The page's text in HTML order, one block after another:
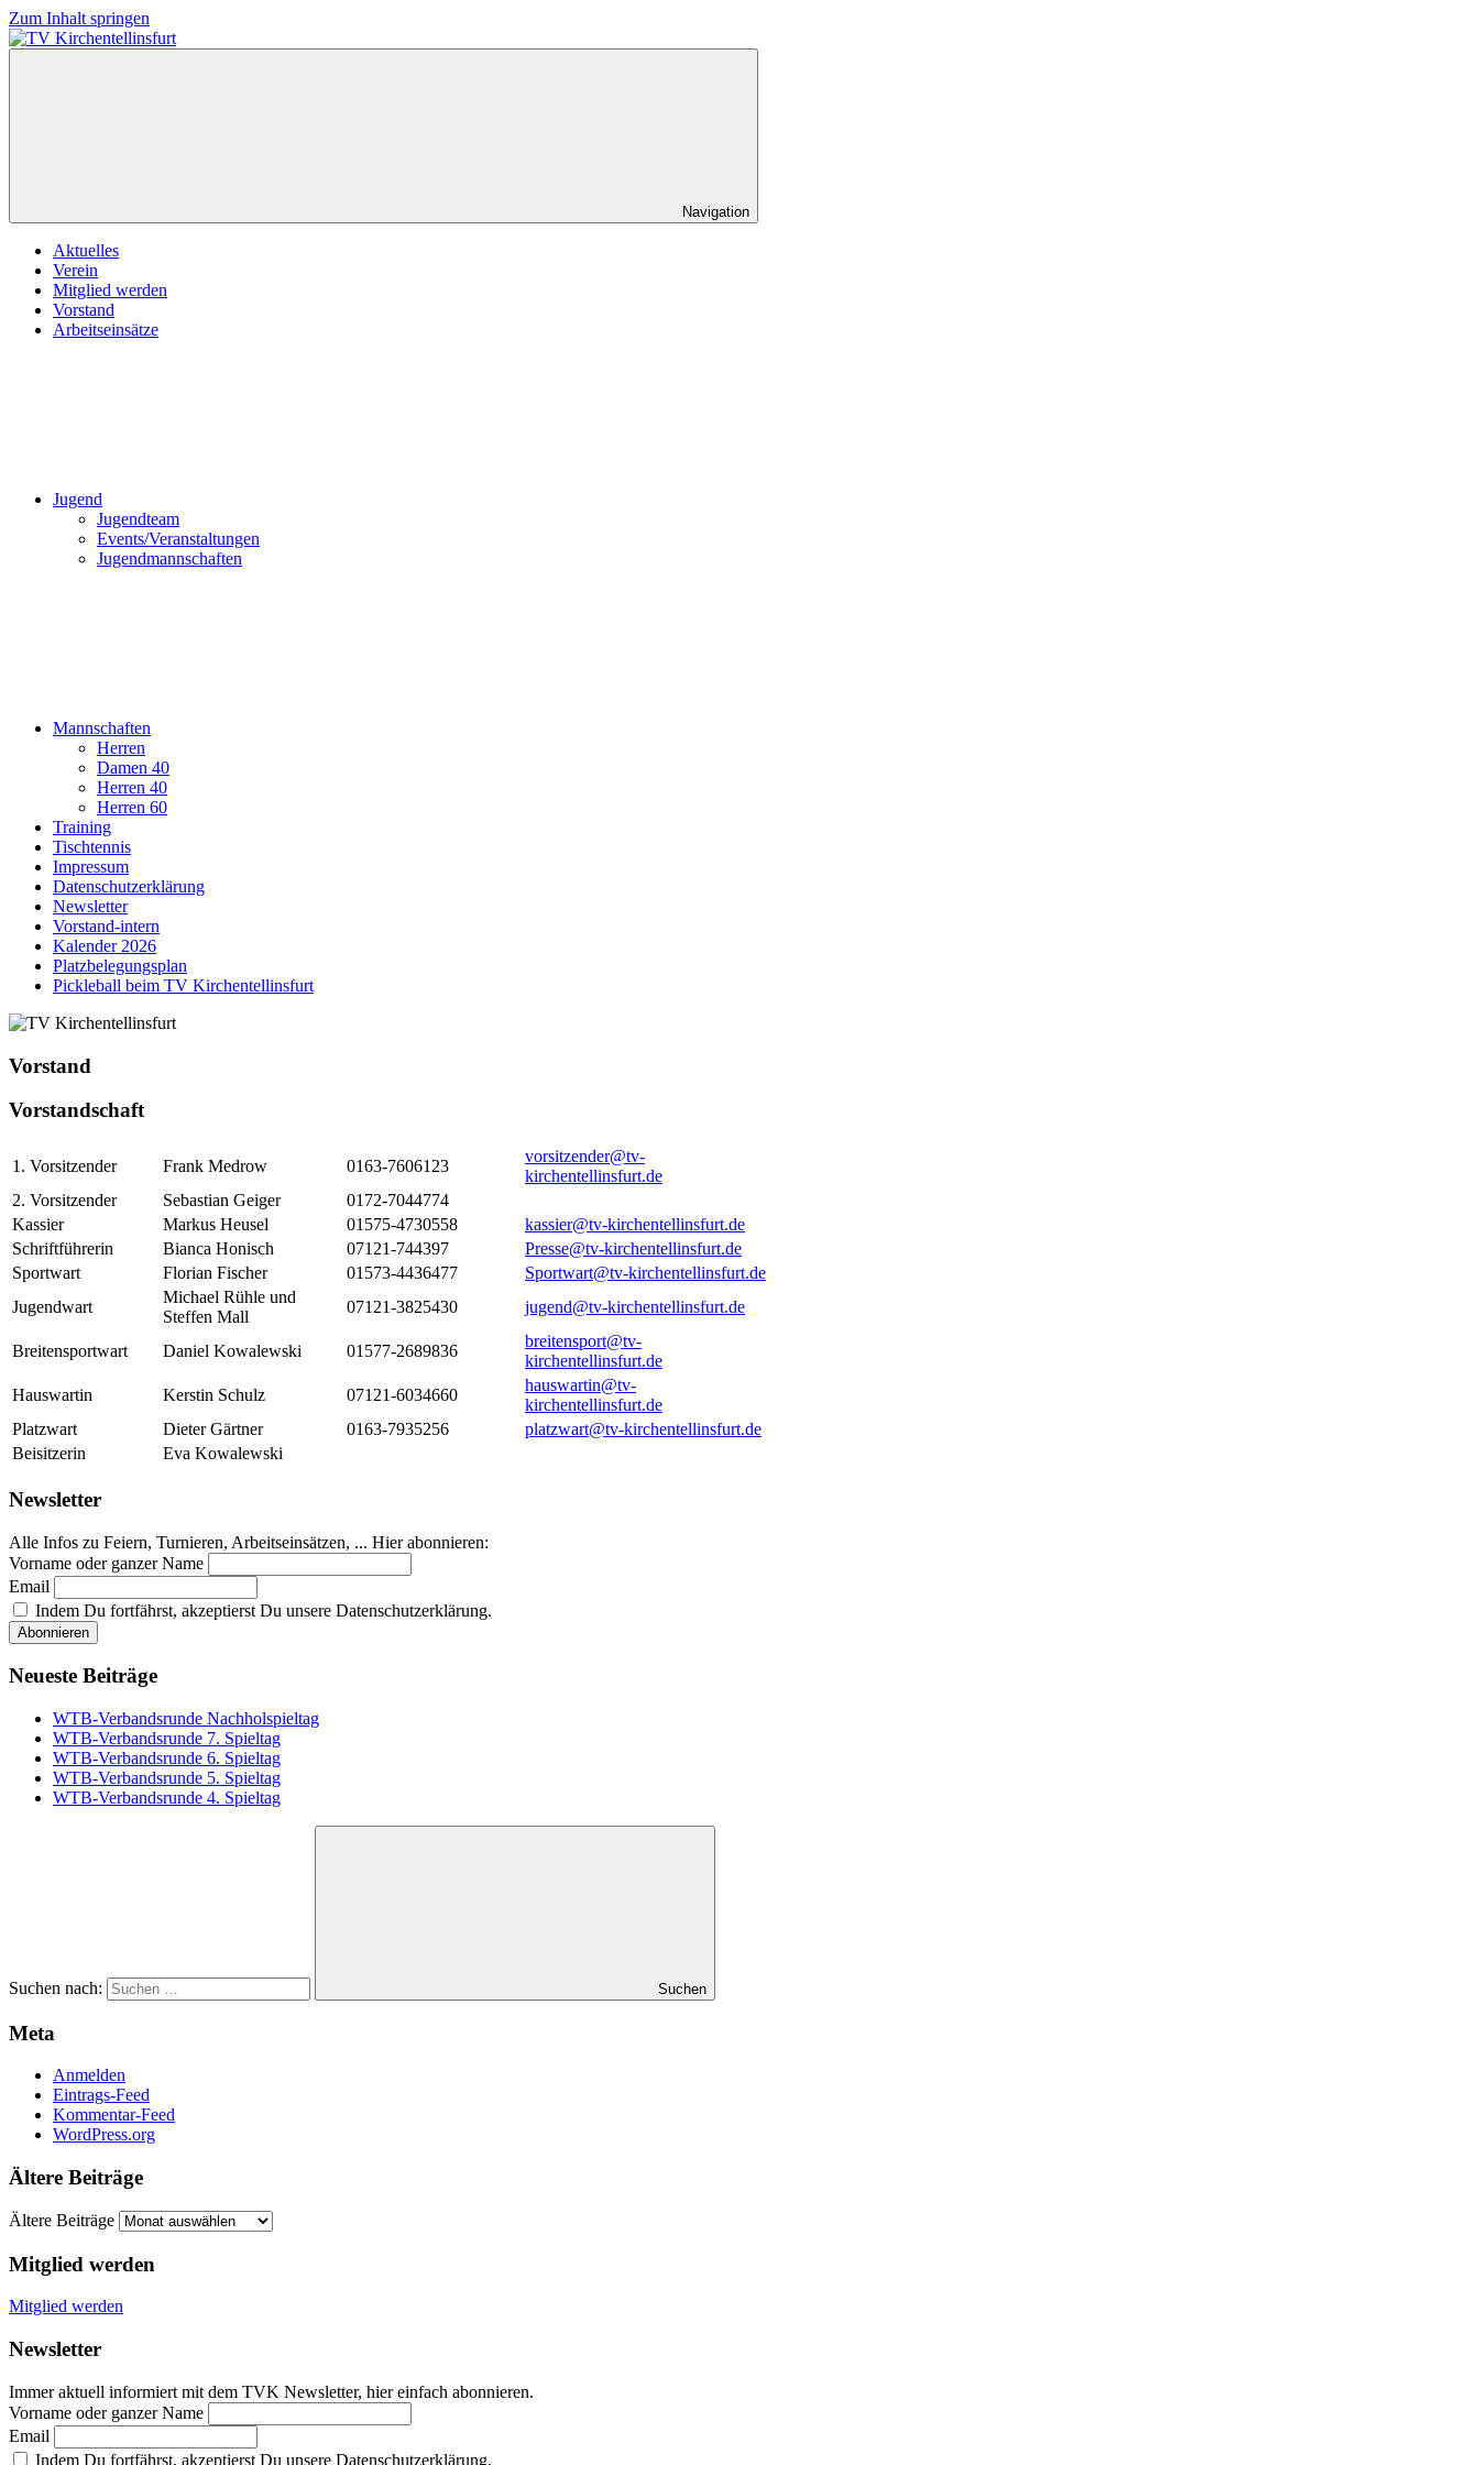
Zum Inhalt springen
Navigation
Aktuelles
Verein
Mitglied werden
Vorstand
Arbeitseinsätze
Jugend
Jugendteam
Events/Veranstaltungen
Jugendmannschaften
Mannschaften
Herren
Damen 40
Herren 40
Herren 60
Training
Tischtennis
Impressum
Datenschutzerklärung
Newsletter
Vorstand-intern
Kalender 2026
Platzbelegungsplan
Pickleball beim TV Kirchentellinsfurt
Vorstand
Vorstandschaft
1. Vorsitzender Frank Medrow 0163-7606123
vorsitzender@tv-
kirchentellinsfurt.de
2. Vorsitzender
Sebastian Geiger
0172-7044774
Kassier
Markus Heusel 01575-4730558
kassier@tv-kirchentellinsfurt.de
Schriftführerin
Bianca Honisch 07121-744397
Presse@tv-kirchentellinsfurt.de
Sportwart
Florian Fischer 01573-4436477
Sportwart@tv-kirchentellinsfurt.de
Jugendwart
Michael Rühle und
Steffen Mall
07121-3825430 jugend@tv-kirchentellinsfurt.de
Breitensportwart Daniel Kowalewski 01577-2689836
breitensport@tv-
kirchentellinsfurt.de
Hauswartin
Kerstin Schulz 07121-6034660
hauswartin@tv-
kirchentellinsfurt.de
Platzwart
Dieter Gärtner 0163-7935256
platzwart@tv-kirchentellinsfurt.de
Beisitzerin
Eva Kowalewski
Newsletter
Alle Infos zu Feiern, Turnieren, Arbeitseinsätzen, ... Hier abonnieren:
Vorname oder ganzer Name
Email
Indem Du fortfährst, akzeptierst Du unsere Datenschutzerklärung.
Neueste Beiträge
WTB-Verbandsrunde Nachholspieltag
WTB-Verbandsrunde 7. Spieltag
WTB-Verbandsrunde 6. Spieltag
WTB-Verbandsrunde 5. Spieltag
WTB-Verbandsrunde 4. Spieltag
Suchen nach: Suchen
Meta
Anmelden
Eintrags-Feed
Kommentar-Feed
WordPress.org
Ältere Beiträge
Ältere Beiträge
Mitglied werden
Mitglied werden
Newsletter
Immer aktuell informiert mit dem TVK Newsletter, hier einfach abonnieren.
Vorname oder ganzer Name
Email
Indem Du fortfährst, akzeptierst Du unsere Datenschutzerklärung.